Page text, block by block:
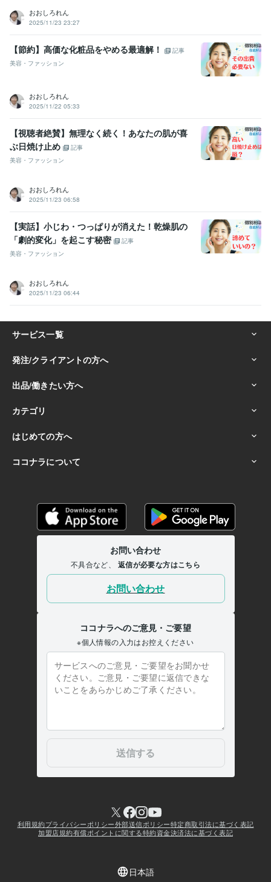
おおしろれん
2025/11/23 23:27
【節約】高価な化粧品をやめる最適解！
記事
美容・ファッション
おおしろれん
2025/11/22 05:33
【視聴者絶賛】無理なく続く！あなたの肌が喜
ぶ日焼け止め
記事
美容・ファッション
おおしろれん
2025/11/23 06:58
【実話】小じわ・つっぱりが消えた！乾燥肌の
「劇的変化」を起こす秘密
記事
美容・ファッション
おおしろれん
2025/11/23 06:44